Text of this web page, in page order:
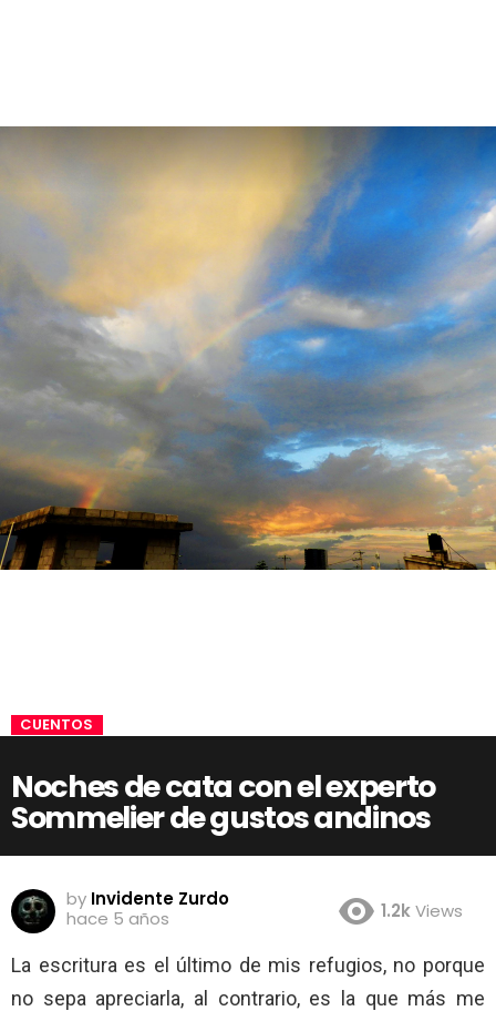
CUENTOS
Noches de cata con el experto
Sommelier de gustos andinos
by Invidente Zurdo
hace 5 años
1.2kViews
La escritura es el último de mis refugios, no porque
no sepa apreciarla, al contrario, es la que más me